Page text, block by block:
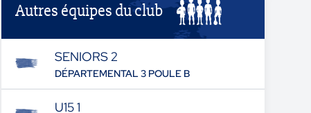
Autres équipes du club
SENIORS 2
DÉPARTEMENTAL 3 POULE B
U15 1